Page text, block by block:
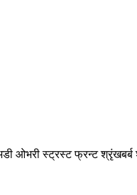
ओभरी स्ट्रस्ट फ्रन्ट